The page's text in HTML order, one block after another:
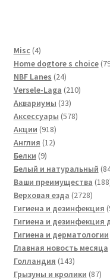
Misc 44
товара
Home dogtore s choice
NBF Lanes 2424
товара
Versele-Laga 210210
Аквариумы 3333
товара
Аксессуары 578578
Акции 918918
товаров
Англия 1212
Белки 99
товаров
Белый и натуральный
Ваши преимущества 188
Верховая езда 27282728
Гигиена и дезинфекция
Гигиена и дезинфекция
Гигиена и дерматологии
Главная новость месяца
Голландия 143143
товара
Грызуны и кролики 8787